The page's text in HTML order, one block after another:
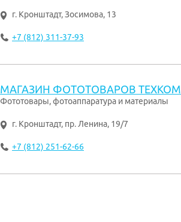
г. Кронштадт,Зосимова, 13
+7 (812) 311-37-93
МАГАЗИН ФОТОТОВАРОВ ТЕХКОМ
Фототовары, фотоаппаратура и материалы
г. Кронштадт, пр. Ленина, 19/7
+7 (812) 251-62-66